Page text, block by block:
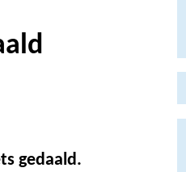
gedaald.